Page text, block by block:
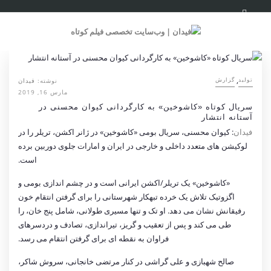
تولید, گزارش نوشته: فیدان
مارس 16, 2019
سریال کوتاه «کاشوخین» به کارگردانی کیوان محسنی در
آستانه انتشار
فیدان: کیوان محسنی، سریال بومی «کاشوخین» در ژانر اکشن، تریلر را در
لوکیشن های متعدد داخلی و خارجی در ایران و امارات جلوی دوربین برده
است.
‎«کاشوخین» یک تریلر/اکشن ایرانی است و در چشم اندازی بومی و
اگزوتیک تلاش یک خرده تبهکار شهرستانی را برای گرفتن انتقام خون
رفیقانش نشان می دهد. او تک و تنها مسیری طولانی، شامل پنج خان، را
طی می کند و پس از تعقیب و گریز، تیراندازی، تصادف و دردسرهای
فراوان به نقطه ای برای گرفتن انتقام می رسد.
‎صالح شهبازی و علی گراشی در کنار مرتضی خانجانی، سروش شاکر،